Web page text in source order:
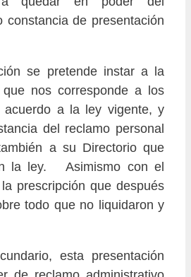
constancia de presentación
se pretende instar a la
nos corresponde a los
a la ley vigente, y
del reclamo personal
a su Directorio que
la ley. Asimismo con el
prescripción que después
todo que no liquidaron y
esta presentación